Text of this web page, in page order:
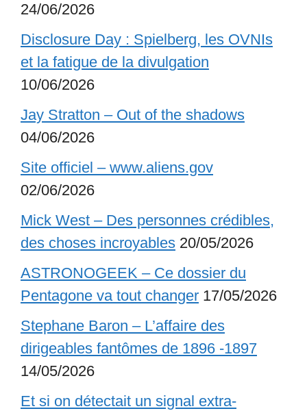
24/06/2026
Disclosure Day : Spielberg, les OVNIs
et la fatigue de la divulgation
10/06/2026
Jay Stratton – Out of the shadows
04/06/2026
Site officiel – www.aliens.gov
02/06/2026
Mick West – Des personnes crédibles,
des choses incroyables 20/05/2026
ASTRONOGEEK – Ce dossier du
Pentagone va tout changer 17/05/2026
Stephane Baron – L’affaire des
dirigeables fantômes de 1896 -1897
14/05/2026
Et si on détectait un signal extra-